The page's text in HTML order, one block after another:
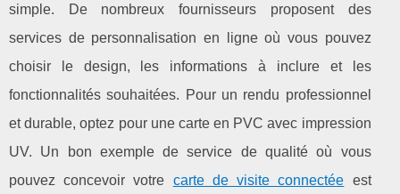
simple. De nombreux fournisseurs proposent des
services de personnalisation en ligne où vous pouvez
choisir le design, les informations à inclure et les
fonctionnalités souhaitées. Pour un rendu professionnel
et durable, optez pour une carte en PVC avec impression
UV. Un bon exemple de service de qualité où vous
pouvez concevoir votre carte de visite connectée est